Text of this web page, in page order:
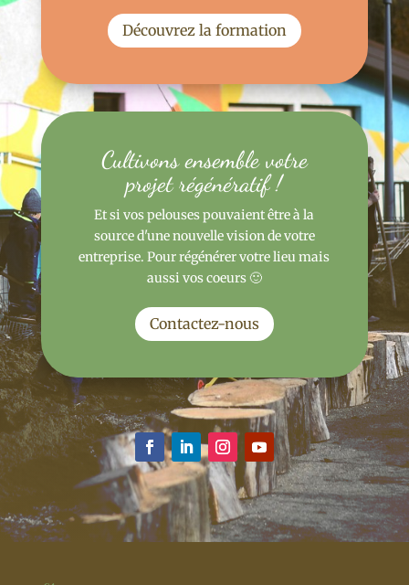
Découvrez la formation
Cultivons ensemble votre
projet régénératif !
Et si vos pelouses pouvaient être à la
source d'une nouvelle vision de votre
entreprise. Pour régénérer votre lieu mais
aussi vos coeurs 🙂
Contactez-nous